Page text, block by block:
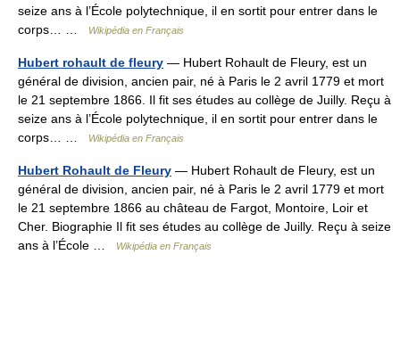
seize ans à l’École polytechnique, il en sortit pour entrer dans le
corps… …
Wikipédia en Français
Hubert rohault de fleury — Hubert Rohault de Fleury, est un
général de division, ancien pair, né à Paris le 2 avril 1779 et mort
le 21 septembre 1866. Il fit ses études au collège de Juilly. Reçu à
seize ans à l’École polytechnique, il en sortit pour entrer dans le
corps… …
Wikipédia en Français
Hubert Rohault de Fleury — Hubert Rohault de Fleury, est un
général de division, ancien pair, né à Paris le 2 avril 1779 et mort
le 21 septembre 1866 au château de Fargot, Montoire, Loir et
Cher. Biographie Il fit ses études au collège de Juilly. Reçu à seize
ans à l’École …
Wikipédia en Français